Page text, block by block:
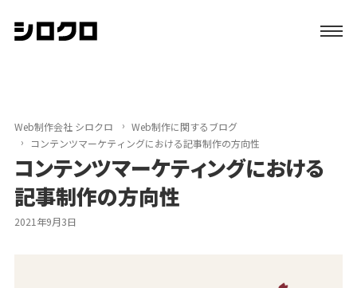
サービス
制作実績
Web制作会社 シロクロ
Web制作に関するブログ
コンテンツマーケティングにおける記事制作の方向性
コンテンツマーケティングにおける
記事制作の方向性
2021年9月3日